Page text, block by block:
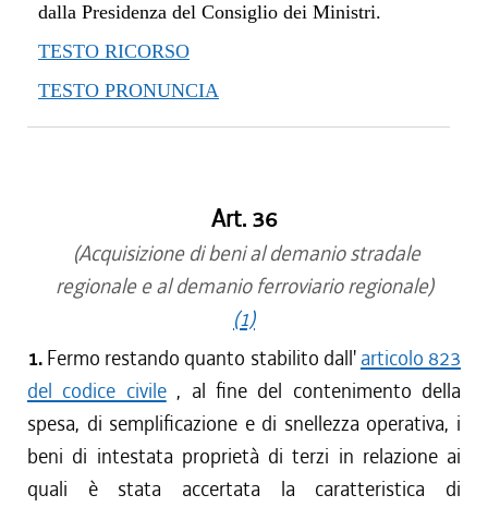
dalla Presidenza del Consiglio dei Ministri.
TESTO RICORSO
TESTO PRONUNCIA
Art. 36
(Acquisizione di beni al demanio stradale
regionale e al demanio ferroviario regionale)
(1)
1. Fermo restando quanto stabilito dall' articolo 823
del codice civile, al fine del contenimento della
spesa, di semplificazione e di snellezza operativa, i
beni di intestata proprietà di terzi in relazione ai
quali è stata accertata la caratteristica di